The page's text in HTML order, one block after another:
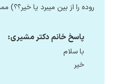
روده را از بین میبرد یا خیر؟؟)
پاسخ خانم دکتر مشیری:
با سلام
خیر